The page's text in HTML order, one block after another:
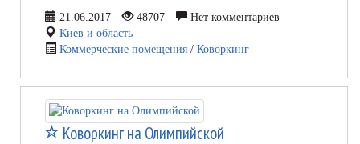
21.06.2017
48707
Нет комментариев
Киев и область
Коммерческие помещения / Коворкинг
Коворкинг на Олимпийской